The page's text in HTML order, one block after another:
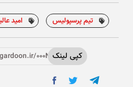
تیم پرسپولیس امید
کپی لینک000N8R